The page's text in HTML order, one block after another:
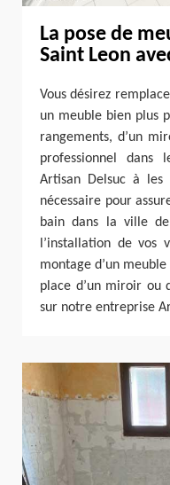
La pose de
Saint Leon
Vous désirez
un meuble bien plus
rangements, d’un
professionnel dans
Artisan Delsuc à les
nécessaire pour
bain dans la ville
l’installation de
montage d’un
place d’un miroir ou
sur notre entreprise